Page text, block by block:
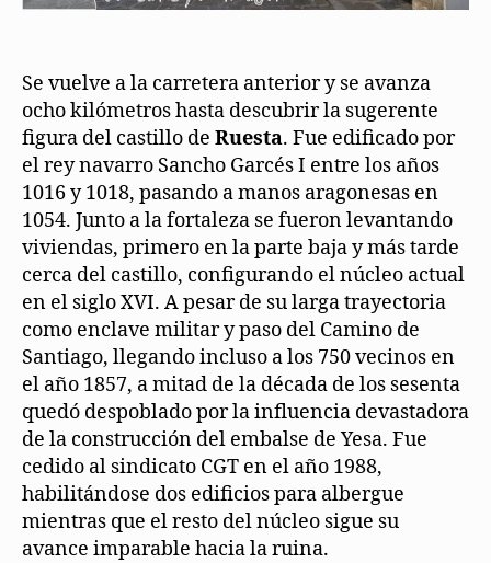
Se vuelve a la carretera anterior y se avanza
ocho kilómetros hasta descubrir la sugerente
figura del castillo de Ruesta. Fue edificado por
el rey navarro Sancho Garcés I entre los años
1016 y 1018, pasando a manos aragonesas en
1054. Junto a la fortaleza se fueron levantando
viviendas, primero en la parte baja y más tarde
cerca del castillo, configurando el núcleo actual
en el siglo XVI. A pesar de su larga trayectoria
como enclave militar y paso del Camino de
Santiago, llegando incluso a los 750 vecinos en
el año 1857, a mitad de la década de los sesenta
quedó despoblado por la influencia devastadora
de la construcción del embalse de Yesa. Fue
cedido al sindicato CGT en el año 1988,
habilitándose dos edificios para albergue
mientras que el resto del núcleo sigue su
avance imparable hacia la ruina.